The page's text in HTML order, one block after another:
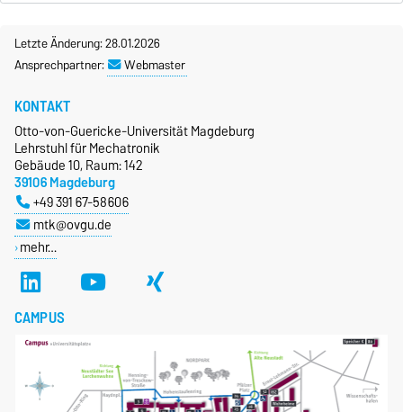
Letzte Änderung: 28.01.2026
Ansprechpartner:
Webmaster
KONTAKT
Otto-von-Guericke-Universität Magdeburg
Lehrstuhl für Mechatronik
Gebäude 10, Raum: 142
39106 Magdeburg
+49 391 67-58606
mtk@ovgu.de
mehr…
CAMPUS